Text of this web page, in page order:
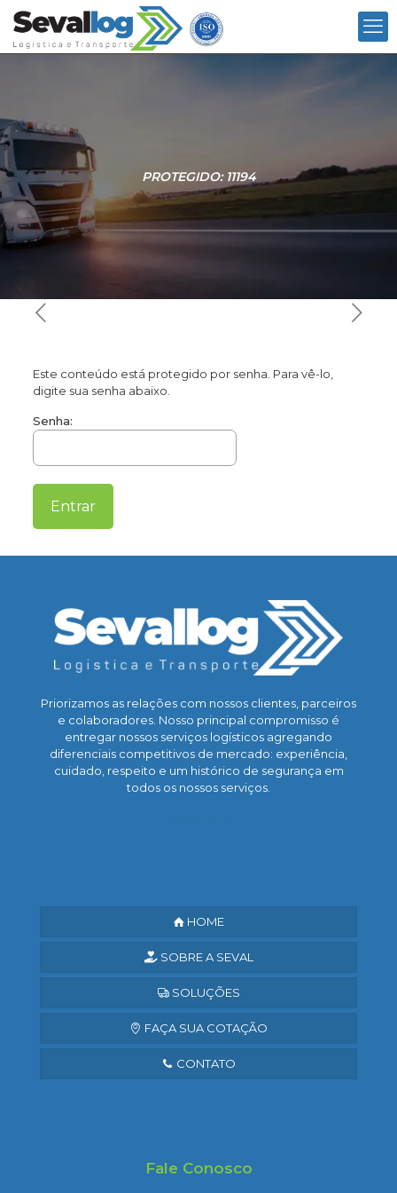
PROTEGIDO: 11194
Este conteúdo está protegido por senha. Para vê-lo,
digite sua senha abaixo.
Senha:
Priorizamos as relações com nossos clientes, parceiros
e colaboradores. Nosso principal compromisso é
entregar nossos serviços logísticos agregando
diferenciais competitivos de mercado: experiência,
cuidado, respeito e um histórico de segurança em
todos os nossos serviços.
HOME
SOBRE A SEVAL
SOLUÇÕES
FAÇA SUA COTAÇÃO
CONTATO
Fale Conosco